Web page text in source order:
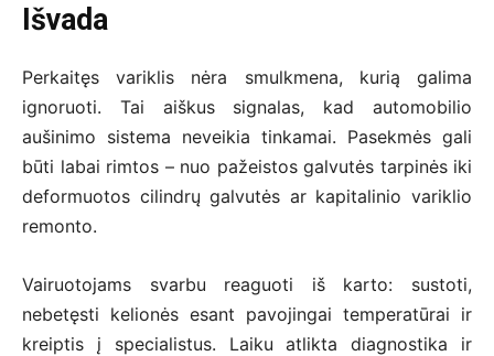
Išvada
Perkaitęs variklis nėra smulkmena, kurią galima
ignoruoti. Tai aiškus signalas, kad automobilio
aušinimo sistema neveikia tinkamai. Pasekmės gali
būti labai rimtos – nuo pažeistos galvutės tarpinės iki
deformuotos cilindrų galvutės ar kapitalinio variklio
remonto.
Vairuotojams svarbu reaguoti iš karto: sustoti,
nebetęsti kelionės esant pavojingai temperatūrai ir
kreiptis į specialistus. Laiku atlikta diagnostika ir